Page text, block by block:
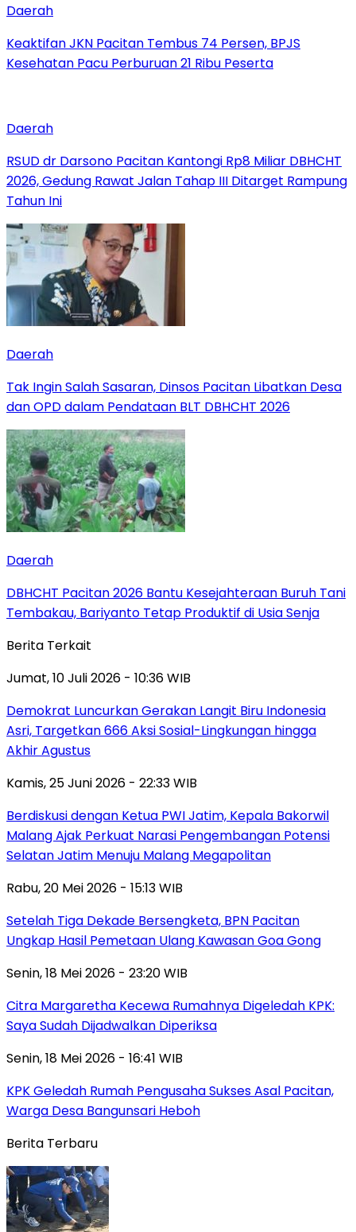
Daerah
Keaktifan JKN Pacitan Tembus 74 Persen, BPJS
Kesehatan Pacu Perburuan 21 Ribu Peserta
Daerah
RSUD dr Darsono Pacitan Kantongi Rp8 Miliar DBHCHT
2026, Gedung Rawat Jalan Tahap III Ditarget Rampung
Tahun Ini
Daerah
Tak Ingin Salah Sasaran, Dinsos Pacitan Libatkan Desa
dan OPD dalam Pendataan BLT DBHCHT 2026
Daerah
DBHCHT Pacitan 2026 Bantu Kesejahteraan Buruh Tani
Tembakau, Bariyanto Tetap Produktif di Usia Senja
Berita Terkait
Jumat, 10 Juli 2026 - 10:36 WIB
Demokrat Luncurkan Gerakan Langit Biru Indonesia
Asri, Targetkan 666 Aksi Sosial-Lingkungan hingga
Akhir Agustus
Kamis, 25 Juni 2026 - 22:33 WIB
Berdiskusi dengan Ketua PWI Jatim, Kepala Bakorwil
Malang Ajak Perkuat Narasi Pengembangan Potensi
Selatan Jatim Menuju Malang Megapolitan
Rabu, 20 Mei 2026 - 15:13 WIB
Setelah Tiga Dekade Bersengketa, BPN Pacitan
Ungkap Hasil Pemetaan Ulang Kawasan Goa Gong
Senin, 18 Mei 2026 - 23:20 WIB
Citra Margaretha Kecewa Rumahnya Digeledah KPK:
Saya Sudah Dijadwalkan Diperiksa
Senin, 18 Mei 2026 - 16:41 WIB
KPK Geledah Rumah Pengusaha Sukses Asal Pacitan,
Warga Desa Bangunsari Heboh
Berita Terbaru